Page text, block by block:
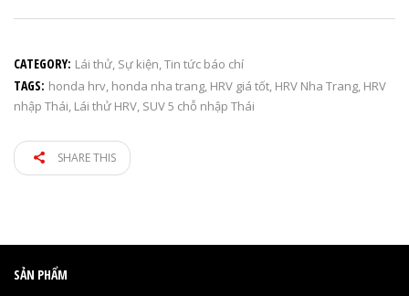
CATEGORY: Lái thử, Sự kiện,Tin tức báo chí
TAGS: honda hrv, honda nha trang, HRV giá tốt, HRV Nha Trang, HRV
nhập Thái, Lái thử HRV, SUV 5 chỗ nhập Thái
SHARE THIS
SẢN PHẨM